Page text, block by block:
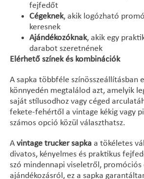
fejfedőt
Cégeknek, akik logózható
keresnek
Ajándékozóknak, akik egy
darabot szeretnének
Elérhető színek és kombinációk
A sapka többféle színösszeállításban
könnyedén megtalálod azt, amelyik
saját stílusodhoz vagy céged
fekete-fehértől a vintage kékig vagy
számos opció közül választhatsz.
A vintage trucker sapka a tökéletes
divatos, kényelmes és praktikus
szó mindennapi viseletről, promóciós
ajándékozásról, ez a sapka